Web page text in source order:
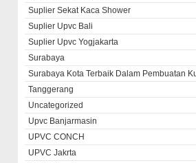
Suplier Sekat Kaca Shower
Suplier Upvc Bali
Suplier Upvc Yogjakarta
Surabaya
Surabaya Kota Terbaik Dalam Pembuatan
Tanggerang
Uncategorized
Upvc Banjarmasin
UPVC CONCH
UPVC Jakrta